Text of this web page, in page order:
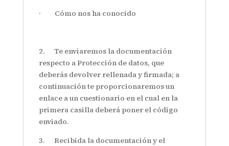
· Cómo nos ha conocido
2. Te enviaremos la documentación
respecto a Protección de datos, que
deberás devolver rellenada y firmada; a
continuación te proporcionaremos un
enlace a un cuestionario en el cual en la
primera casilla deberá poner el código
enviado.
3. Recibida la documentación y el